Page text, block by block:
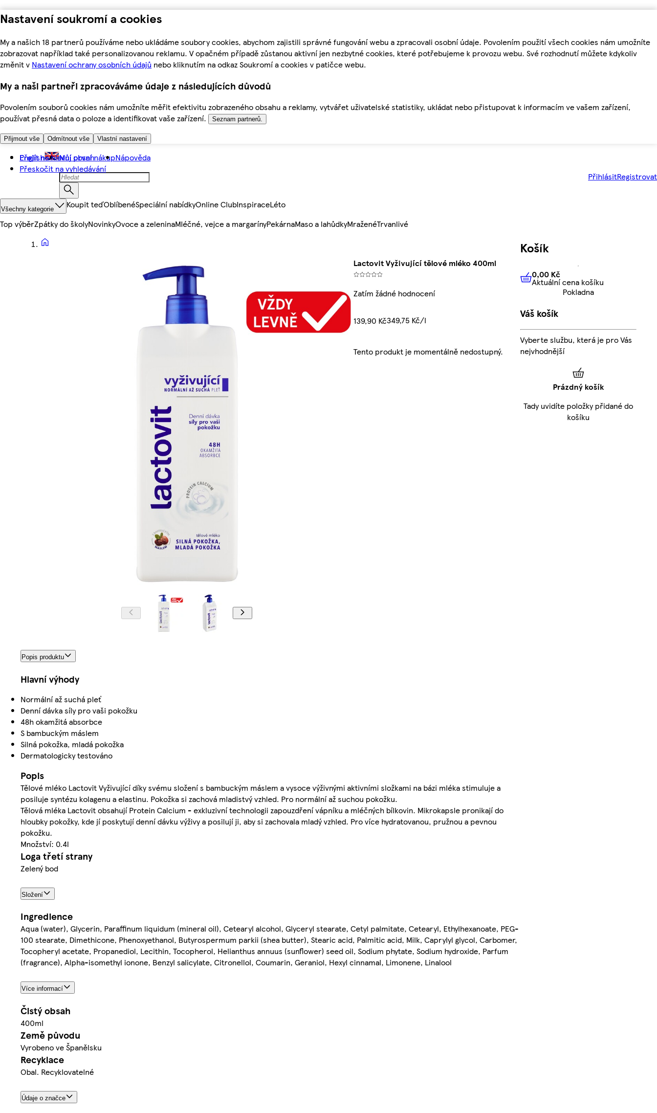
Nastavení soukromí a cookies
My a našich 18 partnerů používáme nebo ukládáme soubory cookies, abychom zajistili správné fungování webu a zpracovali osobní údaje. Povolením použití všech cookies nám umožníte
zobrazovat například také personalizovanou reklamu. V opačném případě zůstanou aktivní jen nezbytné cookies, které potřebujeme k provozu webu. Své rozhodnutí můžete kdykoliv
změnit v Nastavení ochrany osobních údajů nebo kliknutím na odkaz Soukromí a cookies v patičce webu.
My a naši partneři zpracováváme údaje z následujících důvodů
Povolením souborů cookies nám umožníte měřit efektivitu zobrazeného obsahu a reklamy, vytvářet uživatelské statistiky, ukládat nebo přistupovat k informacím ve vašem zařízení,
používat přesná data o poloze a identifikovat vaše zařízení.
Seznam partnerů.
Přijmout vše Odmítnout vše Vlastní nastavení
Přejít na hlavní obsah
Přeskočit na vyhledávání
English Můj první nákupNápověda
PřihlásitRegistrovat
Všechny kategorie Koupit teďOblíbenéSpeciální nabídkyOnline ClubInspiraceLéto
Top výběrZpátky do školyNovinkyOvoce a zeleninaMléčné, vejce a margarínyPekárnaMaso a lahůdkyMraženéTrvanlivé
Lactovit Vyživující tělové mléko 400ml
Zatím žádné hodnocení
139,90 Kč349,75 Kč/l
Tento produkt je momentálně nedostupný.
Popis produktu
Hlavní výhody
Normální až suchá pleť
Denní dávka síly pro vaši pokožku
48h okamžitá absorbce
S bambuckým máslem
Silná pokožka, mladá pokožka
Dermatologicky testováno
Popis
Tělové mléko Lactovit Vyživující díky svému složení s bambuckým máslem a vysoce výživnými aktivními složkami na bázi mléka stimuluje a
posiluje syntézu kolagenu a elastinu. Pokožka si zachová mladistvý vzhled. Pro normální až suchou pokožku.
Tělová mléka Lactovit obsahují Protein Calcium - exkluzivní technologii zapouzdření vápníku a mléčných bílkovin. Mikrokapsle pronikají do
hloubky pokožky, kde jí poskytují denní dávku výživy a posilují ji, aby si zachovala mladý vzhled. Pro více hydratovanou, pružnou a pevnou
pokožku.
Množství: 0.4l
Loga třetí strany
Zelený bod
Složení
Ingredience
Aqua (water), Glycerin, Paraffinum liquidum (mineral oil), Cetearyl alcohol, Glyceryl stearate, Cetyl palmitate, Cetearyl, Ethylhexanoate, PEG-
100 stearate, Dimethicone, Phenoxyethanol, Butyrospermum parkii (shea butter), Stearic acid, Palmitic acid, Milk, Caprylyl glycol, Carbomer,
Tocopheryl acetate, Propanediol, Lecithin, Tocopherol, Helianthus annuus (sunflower) seed oil, Sodium phytate, Sodium hydroxide, Parfum
(fragrance), Alpha-isomethyl ionone, Benzyl salicylate, Citronellol, Coumarin, Geraniol, Hexyl cinnamal, Limonene, Linalool
Více informací
Čistý obsah
400ml
Země původu
Vyrobeno ve Španělsku
Recyklace
Obal. Recyklovatelné
Údaje o značce
Košík
0,00 KčAktuální cena košíku
0,00 Kč
Aktuální cena košíku
Pokladna
Váš košík
Vyberte službu, která je pro Vás
nejvhodnější
Prázdný košík
Tady uvidíte položky přidané do
košíku